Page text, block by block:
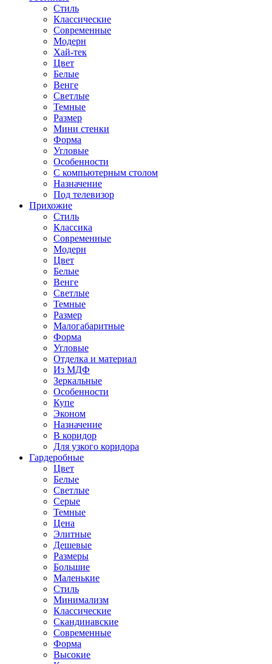
Стиль
Классические
Современные
Модерн
Хай-тек
Цвет
Белые
Венге
Светлые
Темные
Размер
Мини стенки
Форма
Угловые
Особенности
С компьютерным столом
Назначение
Под телевизор
Прихожие
Стиль
Классика
Современные
Модерн
Цвет
Белые
Венге
Светлые
Темные
Размер
Малогабаритные
Форма
Угловые
Отделка и материал
Из МДФ
Зеркальные
Особенности
Купе
Эконом
Назначение
В коридор
Для узкого коридора
Гардеробные
Цвет
Белые
Светлые
Серые
Темные
Цена
Элитные
Дешевые
Размеры
Большие
Маленькие
Стиль
Минимализм
Классические
Скандинавские
Современные
Форма
Высокие